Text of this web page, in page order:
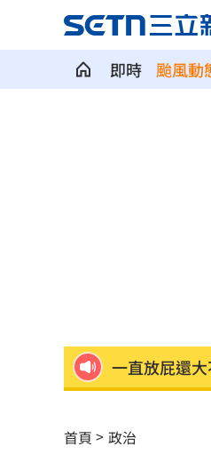
即時 颱風動
一直放屁還
泰國少年槍
首頁 政治